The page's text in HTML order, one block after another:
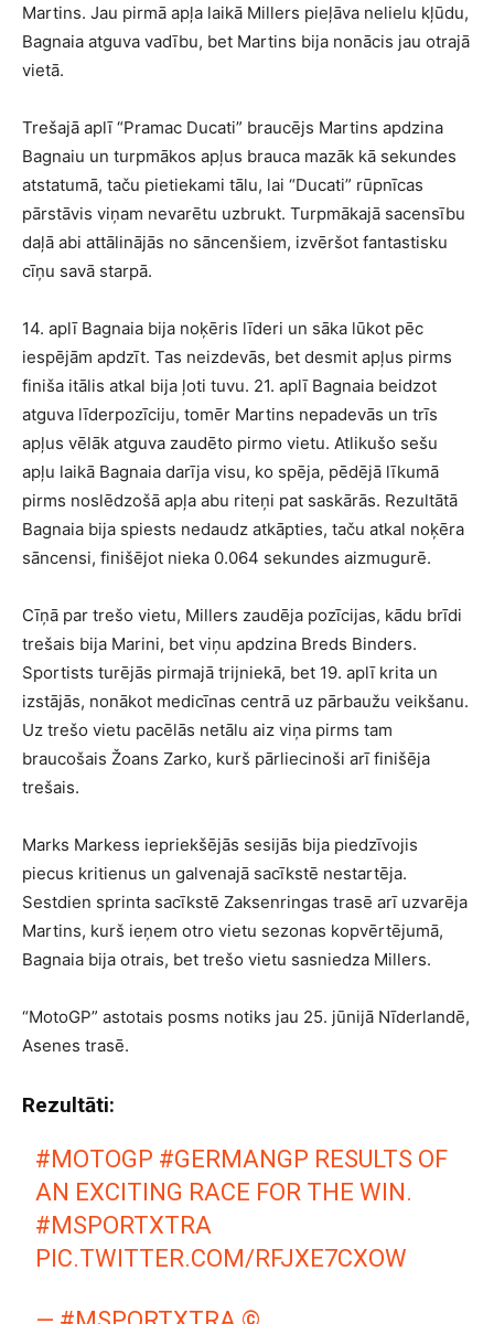
Martins. Jau pirmā apļa laikā Millers pieļāva nelielu kļūdu,
Bagnaia atguva vadību, bet Martins bija nonācis jau otrajā
vietā.
Trešajā aplī “Pramac Ducati” braucējs Martins apdzina
Bagnaiu un turpmākos apļus brauca mazāk kā sekundes
atstatumā, taču pietiekami tālu, lai “Ducati” rūpnīcas
pārstāvis viņam nevarētu uzbrukt. Turpmākajā sacensību
daļā abi attālinājās no sāncenšiem, izvēršot fantastisku
cīņu savā starpā.
14. aplī Bagnaia bija noķēris līderi un sāka lūkot pēc
iespējām apdzīt. Tas neizdevās, bet desmit apļus pirms
finiša itālis atkal bija ļoti tuvu. 21. aplī Bagnaia beidzot
atguva līderpozīciju, tomēr Martins nepadevās un trīs
apļus vēlāk atguva zaudēto pirmo vietu. Atlikušo sešu
apļu laikā Bagnaia darīja visu, ko spēja, pēdējā līkumā
pirms noslēdzošā apļa abu riteņi pat saskārās. Rezultātā
Bagnaia bija spiests nedaudz atkāpties, taču atkal noķēra
sāncensi, finišējot nieka 0.064 sekundes aizmugurē.
Cīņā par trešo vietu, Millers zaudēja pozīcijas, kādu brīdi
trešais bija Marini, bet viņu apdzina Breds Binders.
Sportists turējās pirmajā trijniekā, bet 19. aplī krita un
izstājās, nonākot medicīnas centrā uz pārbaužu veikšanu.
Uz trešo vietu pacēlās netālu aiz viņa pirms tam
braucošais Žoans Zarko, kurš pārliecinoši arī finišēja
trešais.
Marks Markess iepriekšējās sesijās bija piedzīvojis
piecus kritienus un galvenajā sacīkstē nestartēja.
Sestdien sprinta sacīkstē Zaksenringas trasē arī uzvarēja
Martins, kurš ieņem otro vietu sezonas kopvērtējumā,
Bagnaia bija otrais, bet trešo vietu sasniedza Millers.
“MotoGP” astotais posms notiks jau 25. jūnijā Nīderlandē,
Asenes trasē.
Rezultāti:
#MOTOGP #GERMANGP RESULTS OF
AN EXCITING RACE FOR THE WIN.
#MSPORTXTRA
PIC.TWITTER.COM/RFJXE7CXOW